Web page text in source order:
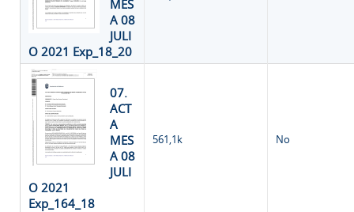
MES
A 08
JULI
O 2021 Exp_18_20
07.
ACT
A
MES
A 08
JULI
O 2021
Exp_164_18
561,1k No